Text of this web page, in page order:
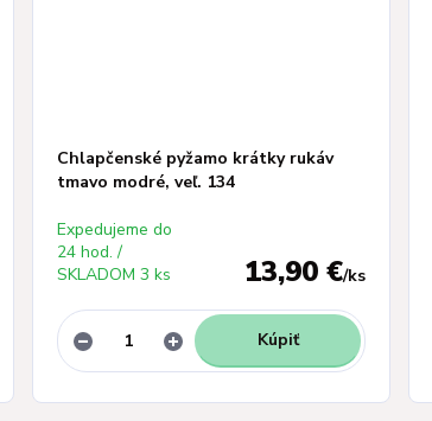
Chlapčenské pyžamo krátky rukáv
tmavo modré, veľ. 134
13,90 €/ks
Expedujeme do
24 hod. /
SKLADOM 3 ks
Kúpiť